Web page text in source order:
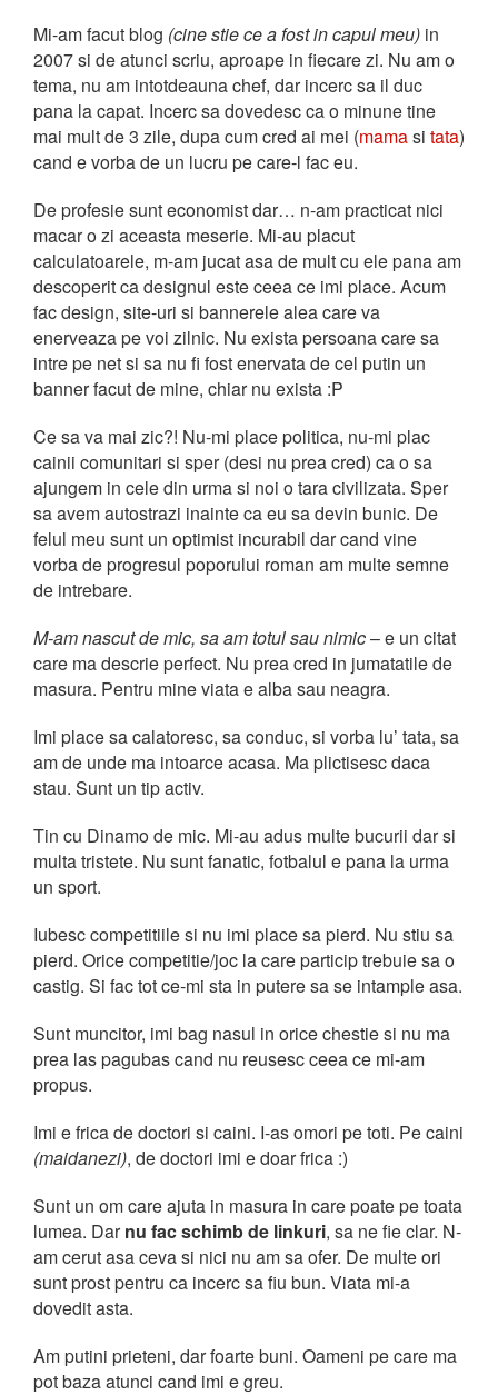
Mi-am facut blog (cine stie ce a fost in capul meu) in
2007 si de atunci scriu, aproape in fiecare zi. Nu am o
tema, nu am intotdeauna chef, dar incerc sa il duc
pana la capat. Incerc sa dovedesc ca o minune tine
mai mult de 3 zile, dupa cum cred ai mei (mamasi tata)
cand e vorba de un lucru pe care-l fac eu.
De profesie sunt economist dar… n-am practicat nici
macar o zi aceasta meserie. Mi-au placut
calculatoarele, m-am jucat asa de mult cu ele pana am
descoperit ca designul este ceea ce imi place. Acum
fac design, site-uri si bannerele alea care va
enerveaza pe voi zilnic. Nu exista persoana care sa
intre pe net si sa nu fi fost enervata de cel putin un
banner facut de mine, chiar nu exista :P
Ce sa va mai zic?! Nu-mi place politica, nu-mi plac
cainii comunitari si sper (desi nu prea cred) ca o sa
ajungem in cele din urma si noi o tara civilizata. Sper
sa avem autostrazi inainte ca eu sa devin bunic. De
felul meu sunt un optimist incurabil dar cand vine
vorba de progresul poporului roman am multe semne
de intrebare.
M-am nascut de mic, sa am totul sau nimic– e un citat
care ma descrie perfect. Nu prea cred in jumatatile de
masura. Pentru mine viata e alba sau neagra.
Imi place sa calatoresc, sa conduc, si vorba lu’ tata, sa
am de unde ma intoarce acasa. Ma plictisesc daca
stau. Sunt un tip activ.
Tin cu Dinamo de mic. Mi-au adus multe bucurii dar si
multa tristete. Nu sunt fanatic, fotbalul e pana la urma
un sport.
Iubesc competitiile si nu imi place sa pierd. Nu stiu sa
pierd. Orice competitie/joc la care particip trebuie sa o
castig. Si fac tot ce-mi sta in putere sa se intample asa.
Sunt muncitor, imi bag nasul in orice chestie si nu ma
prea las pagubas cand nu reusesc ceea ce mi-am
propus.
Imi e frica de doctori si caini. I-as omori pe toti. Pe caini
(maidanezi), de doctori imi e doar frica :)
Sunt un om care ajuta in masura in care poate pe toata
lumea. Darnu fac schimb de linkuri, sa ne fie clar. N-
am cerut asa ceva si nici nu am sa ofer. De multe ori
sunt prost pentru ca incerc sa fiu bun. Viata mi-a
dovedit asta.
Am putini prieteni, dar foarte buni. Oameni pe care ma
pot baza atunci cand imi e greu.